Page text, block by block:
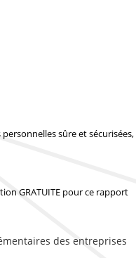
sûre et sécurisées,
GRATUITE pour ce rapport
des entreprises